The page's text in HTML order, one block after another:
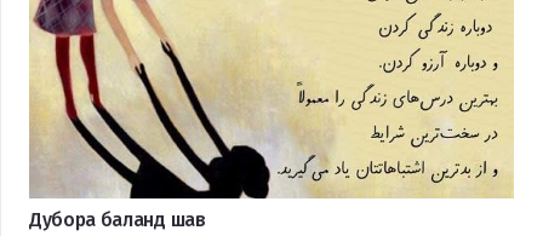
Дубора баланд шав